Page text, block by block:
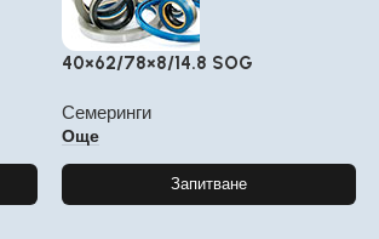
40×62/78×8/14.8 SOG
Семеринги
Още
Запитване